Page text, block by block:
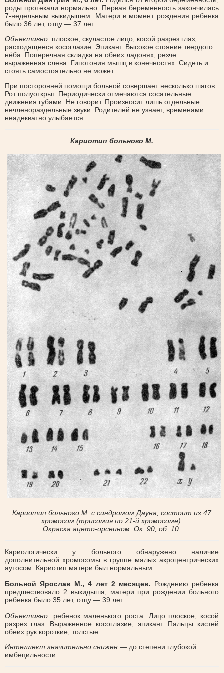
роды протекали нормально. Первая беременность закончилась
7-недельным выкидышем. Матери в момент рождения ребенка
было 36 лет, отцу — 37 лет.
Объективно: плоское, скуластое лицо, косой разрез глаз,
расходящееся косоглазие. Эпикант. Высокое стояние твердого
нёба. Поперечная складка на обеих ладонях, резче
выраженная слева. Гипотония мышц в конечностях. Сидеть и
стоять самостоятельно не может.
При посторонней помощи больной совершает несколько шагов.
Рот полуоткрыт. Периодически отмечаются сосательные
движения губами. Не говорит. Произносит лишь отдельные
нечленораздельные звуки. Родителей не узнает, временами
неадекватно улыбается.
Кариотип больного М.
Кариотип больного М. с синдромом Дауна, состоит из 47
хромосом (трисомия по 21-й хромосоме).
Окраска ацето-орсеином. Ок. 90, об. 10.
Кариологически у больного обнаружено наличие
дополнительной хромосомы в группе малых акроцентрических
аутосом. Кариотип матери был нормальным.
Больной Ярослав М., 4 лет 2 месяцев. Рождению ребенка
предшествовало 2 выкидыша, матери при рождении больного
ребенка было 35 лет, отцу — 39 лет.
Объективно: ребенок маленького роста. Лицо плоское, косой
разрез глаз. Выраженное косоглазие, эпикант. Пальцы кистей
обеих рук короткие, толстые.
Интеллект значительно снижен — до степени глубокой
имбецильности.